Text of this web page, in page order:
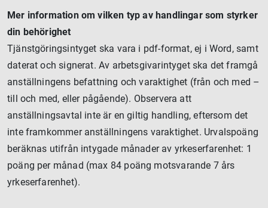
Mer information om vilken typ av handlingar som styrker
din behörighet
Tjänstgöringsintyget ska vara i pdf-format, ej i Word, samt
daterat och signerat. Av arbetsgivarintyget ska det framgå
anställningens befattning och varaktighet (från och med –
till och med, eller pågående). Observera att
anställningsavtal inte är en giltig handling, eftersom det
inte framkommer anställningens varaktighet. Urvalspoäng
beräknas utifrån intygade månader av yrkeserfarenhet: 1
poäng per månad (max 84 poäng motsvarande 7 års
yrkeserfarenhet).